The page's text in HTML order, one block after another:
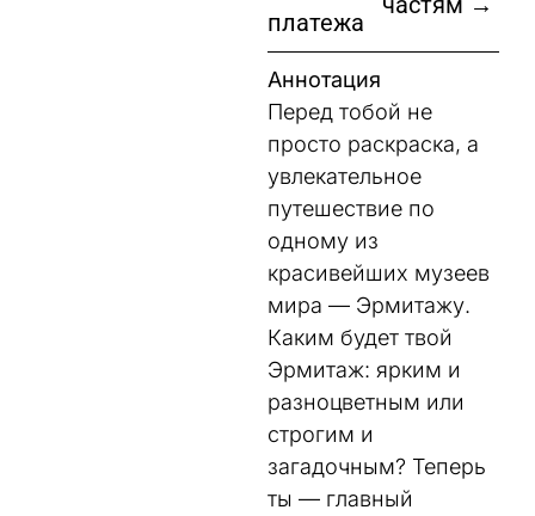
платежа
Аннотация
Перед тобой не
просто раскраска, а
увлекательное
путешествие по
одному из
красивейших музеев
мира — Эрмитажу.
Каким будет твой
Эрмитаж: ярким и
разноцветным или
строгим и
загадочным? Теперь
ты — главный